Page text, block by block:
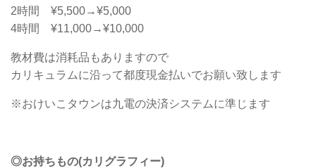
2時間 ¥5,500→¥5,000
4時間 ¥11,000→¥10,000
教材費は消耗品もありますので
カリキュラムに沿って都度現金払いでお願い致します
※おけいこタウンは九電の決済システムに準じます
◎お持ちもの(カリグラフィー)